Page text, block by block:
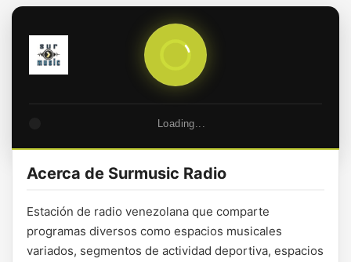
Loading...
Acerca de Surmusic Radio
Estación de radio venezolana que comparte
programas diversos como espacios musicales
variados, segmentos de actividad deportiva, espacios